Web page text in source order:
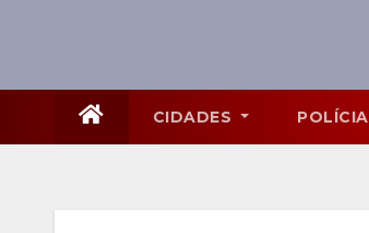
CIDADES POLÍCIA